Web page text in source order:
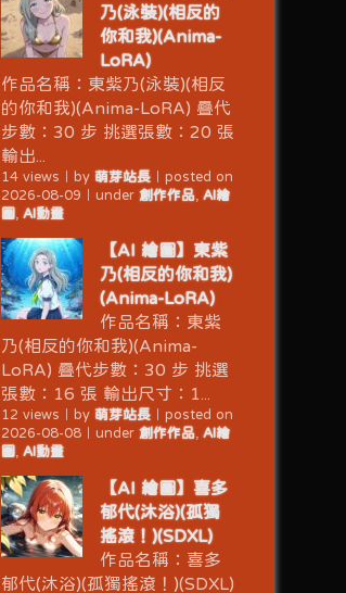
乃(泳裝)(相反的
你和我)(Anima-
LoRA)
作品名稱：東紫乃(泳裝)(相反
的你和我)(Anima-LoRA) 疊代
步數：30 步 挑選張數：20 張
輸出...
14 views by 萌芽站長｜ posted on
2026-08-09
under 創作作品, AI繪
圖, AI動畫
【AI 繪圖】東紫
乃(相反的你和我)
(Anima-LoRA)
作品名稱：東紫
乃(相反的你和我)(Anima-
LoRA) 疊代步數：30 步 挑選
張數：16 張 輸出尺寸：1...
12 views by 萌芽站長｜ posted on
2026-08-08｜ under 創作作品, AI繪
圖, AI動畫
【AI 繪圖】喜多
郁代(沐浴)(孤獨
搖滾！)(SDXL)
作品名稱：喜多
郁代(沐浴)(孤獨搖滾！)(SDXL)